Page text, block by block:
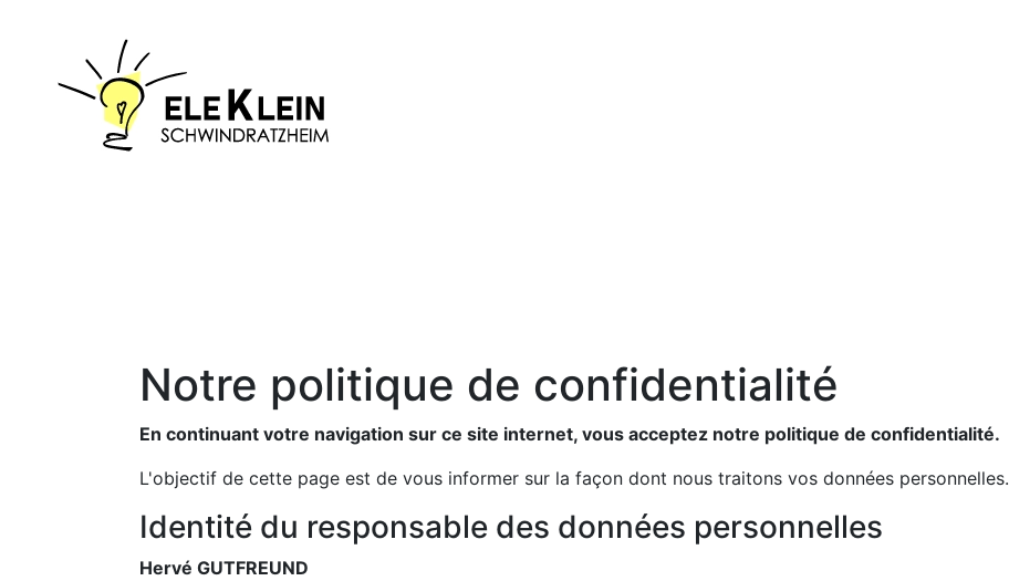
Notre politique de confidentialité
En continuant votre navigation sur ce site internet, vous acceptez notre politique de confidentialité.
L'objectif de cette page est de vous informer sur la façon dont nous traitons vos données personnelles.
Identité du responsable des données personnelles
Hervé GUTFREUND